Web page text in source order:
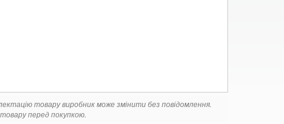
товару виробник може змінити без повідомлення.
перед покупкою.